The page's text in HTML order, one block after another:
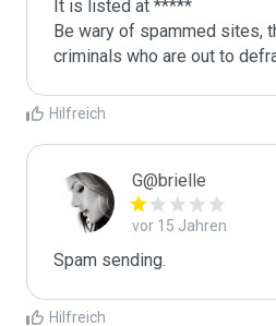
It is listed at *****
Be wary of spammed sites,
criminals who are out to
Hilfreich
G@brielle
vor 15 Jahren
Spam sending.
Hilfreich